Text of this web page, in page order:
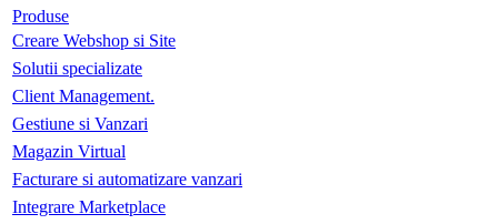
Produse
Creare Webshop si Site
Solutii specializate
Client Management.
Gestiune si Vanzari
Magazin Virtual
Facturare si automatizare vanzari
Integrare Marketplace